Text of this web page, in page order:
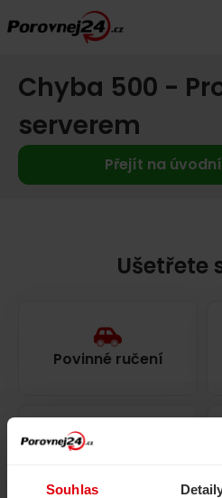
Souhlas
Chyba 500 -
serverem
Přejít na
Ušetřete
Povinné ručení